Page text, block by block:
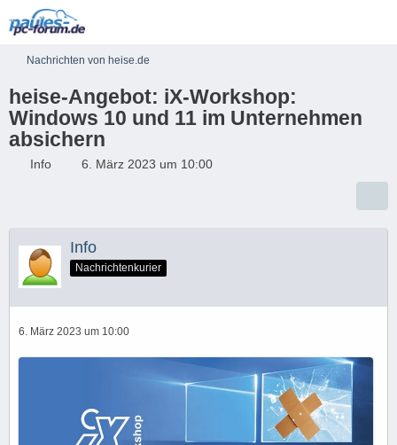
Nachrichten von heise.de
heise-Angebot: iX-Workshop:
Windows 10 und 11 im Unternehmen
absichern
Info 6. März 2023 um 10:00
Info
Nachrichtenkurier
6. März 2023 um 10:00